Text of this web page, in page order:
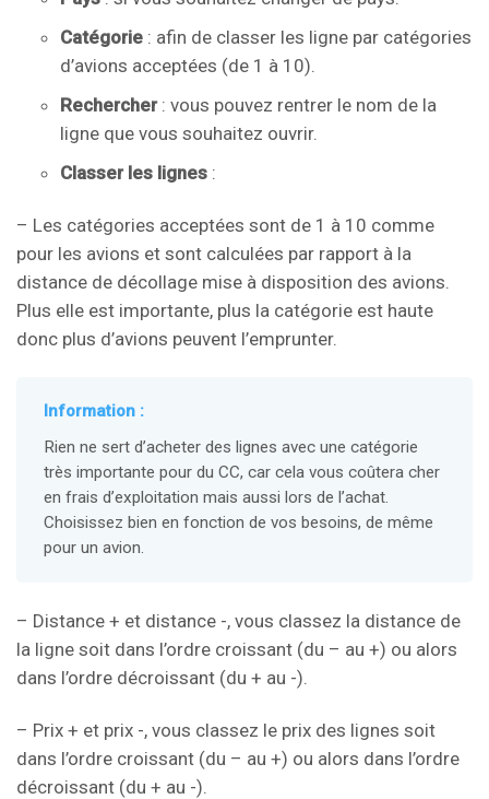
Catégorie : afin de classer les ligne par catégories
d’avions acceptées (de 1 à 10).
Rechercher: vous pouvez rentrer le nom de la
ligne que vous souhaitez ouvrir.
Classer les lignes :
– Les catégories acceptées sont de 1 à 10 comme
pour les avions et sont calculées par rapport à la
distance de décollage mise à disposition des avions.
Plus elle est importante, plus la catégorie est haute
donc plus d’avions peuvent l’emprunter.
Information :
Rien ne sert d’acheter des lignes avec une catégorie
très importante pour du CC, car cela vous coûtera cher
en frais d’exploitation mais aussi lors de l’achat.
Choisissez bien en fonction de vos besoins, de même
pour un avion.
– Distance + et distance -, vous classez la distance de
la ligne soit dans l’ordre croissant (du – au +) ou alors
dans l’ordre décroissant (du + au -).
– Prix + et prix -, vous classez le prix des lignes soit
dans l’ordre croissant (du – au +) ou alors dans l’ordre
décroissant (du + au -).